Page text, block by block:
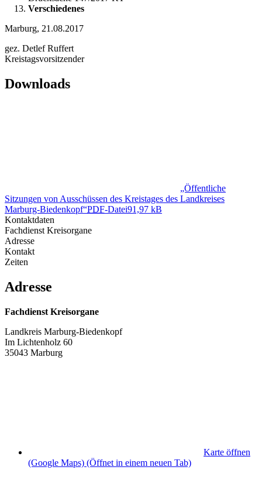
Verschiedenes
Marburg, 21.08.2017
gez. Detlef Ruffert
Kreistagsvorsitzender
Downloads
„Öffentliche
Sitzungen von Ausschüssen des Kreistages des Landkreises
Marburg-Biedenkopf“PDF-Datei91,97 kB
Kontaktdaten
Fachdienst Kreisorgane
Adresse
Kontakt
Zeiten
Adresse
Fachdienst Kreisorgane
Landkreis Marburg-Biedenkopf
Im Lichtenholz 60
35043 Marburg
Karte öffnen
(Google Maps) (Öffnet in einem neuen Tab)